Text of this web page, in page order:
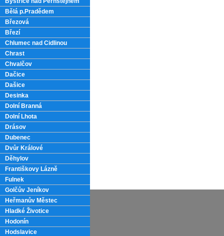
Bělá p.Pradědem
Březová
Březí
Chlumec nad Cidlinou
Chrast
Chvalčov
Dačice
Dašice
Desinka
Dolní Branná
Dolní Lhota
Drásov
Dubenec
Dvůr Králové
Děhylov
Františkovy Lázně
Fulnek
Golčův Jeníkov
Heřmanův Městec
Hladké Životice
Hodonín
Hodslavice